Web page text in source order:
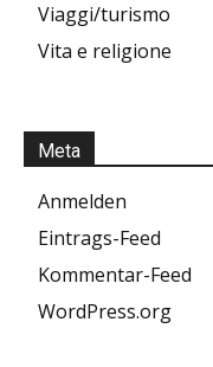
Viaggi/turismo
Vita e religione
Meta
Anmelden
Eintrags-Feed
Kommentar-Feed
WordPress.org